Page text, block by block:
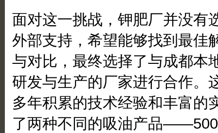
面对这一挑战，钾肥厂并没有
外部支持，希望能够找到最佳
与对比，最终选择了与成都本
研发与生产的厂家进行合作。
多年积累的技术经验和丰富的
了两种不同的吸油产品